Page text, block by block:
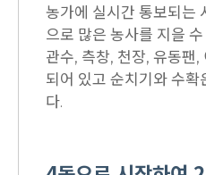
농가에 실시간 통보되는
으로 많은 농사를 지을
관수, 측창, 천장, 유동팬
되어 있고 순치기와 수확
다.